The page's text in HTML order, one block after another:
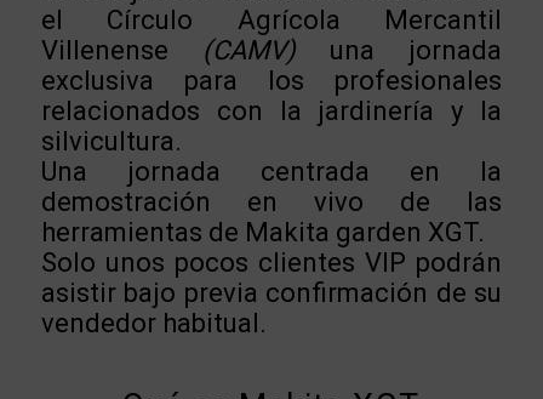
el Círculo Agrícola Mercantil
Villenense (CAMV)una jornada
exclusiva para los profesionales
relacionados con la jardinería y la
silvicultura.
Una jornada centrada en la
demostración en vivo de las
herramientas de Makita garden XGT.
Solo unos pocos clientes VIP podrán
asistir bajo previa confirmación de su
vendedor habitual.